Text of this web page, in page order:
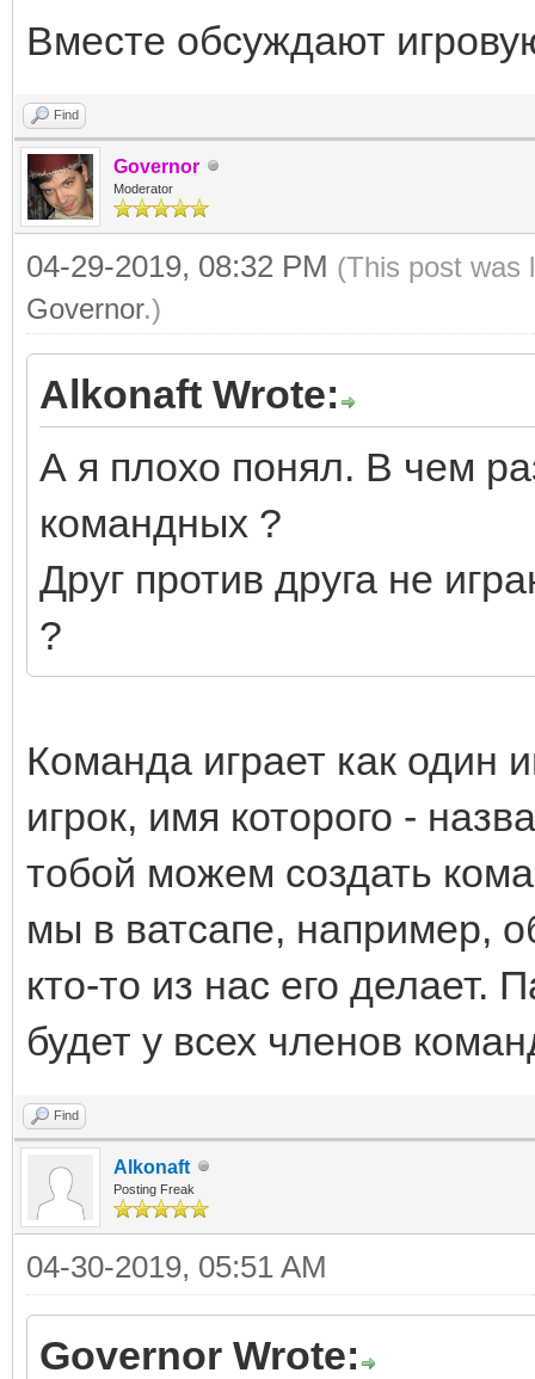
Вместе обсуждают
Find
Governor
Moderator
04-29-2019, 08:32 PM (This post was
Governor.)
Alkonaft Wrote:
А я плохо понял. В чем
командных ?
Друг против друга не
?
Команда играет как один
игрок, имя которого -
тобой можем создать
мы в ватсапе, например,
кто-то из нас его делает.
будет у всех членов
Find
Alkonaft
Posting Freak
04-30-2019, 05:51 AM
Governor Wrote: